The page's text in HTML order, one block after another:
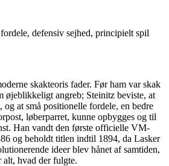
defensiv sejhed, principielt spil
skakteoris fader. Før ham var skak
øjeblikkeligt angreb; Steinitz beviste, at
at små positionelle fordele, en bedre
løberparret, kunne opbygges og til
Han vandt den første officielle VM-
og beholdt titlen indtil 1894, da Lasker
ideer blev hånet af samtiden,
alt, hvad der fulgte.